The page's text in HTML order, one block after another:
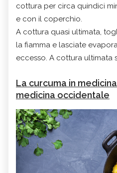
cottura per circa quindici
e con il coperchio.
A cottura quasi ultimata,
la fiamma e lasciate
eccesso. A cottura ultimata
La curcuma in
medicina occidentale